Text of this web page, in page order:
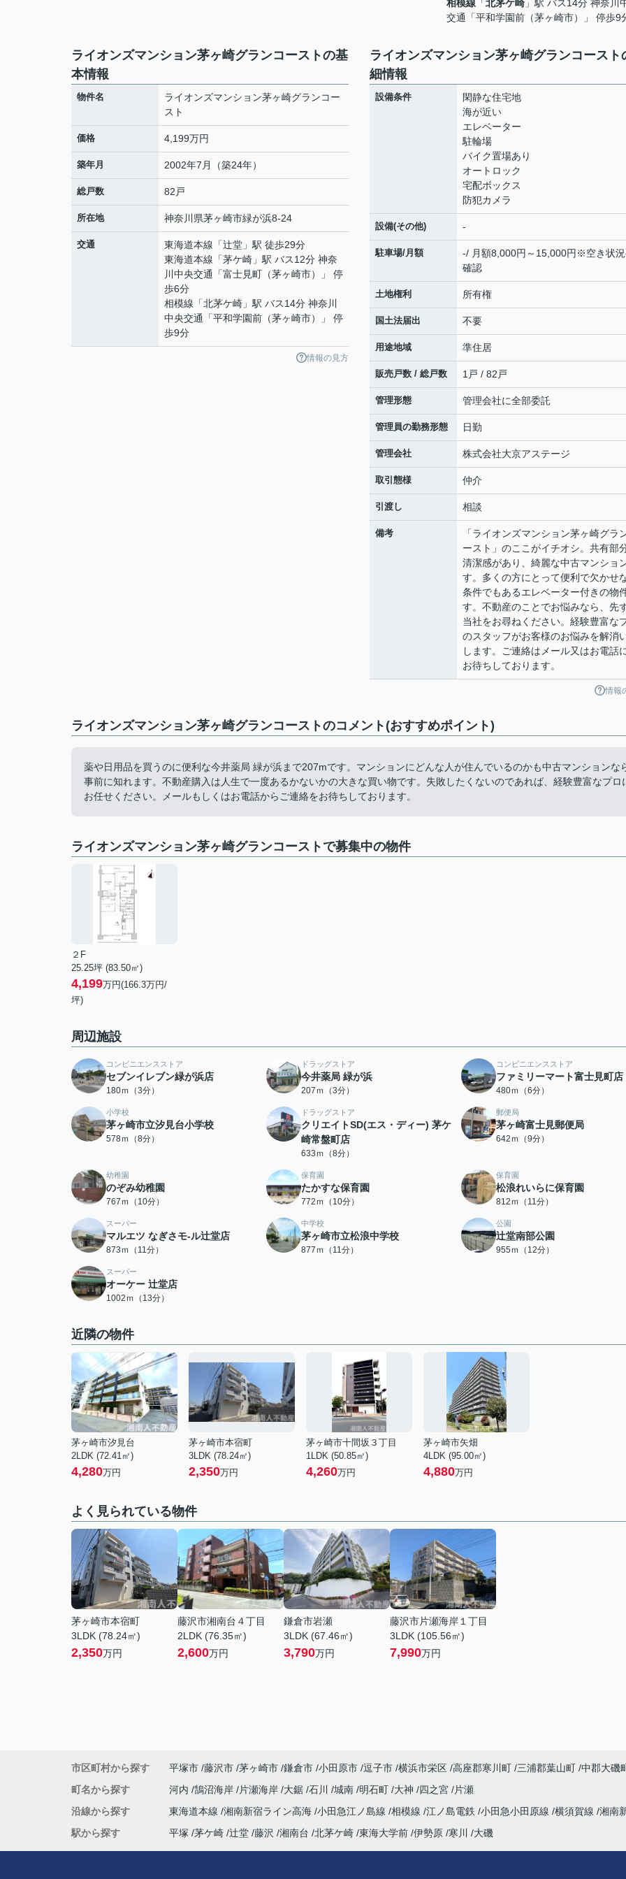
相模線 「 北茅ケ崎 」駅 バス14分 神奈川
交通「平和学園前（茅ヶ崎市）」 停歩9
ライオンズマンション茅ヶ崎グランコーストの基
本情報
物件名
ライオンズマンション茅ヶ崎グランコー
スト
価格 4,199万円
築年月 2002年7月（築24年）
総戸数 82戸
所在地 神奈川県茅ヶ崎市緑が浜8-24
交通 東海道本線 「辻堂 」駅 徒歩29分
東海道本線 「茅ケ崎 」駅 バス12分 神奈
川中央交通「富士見町（茅ヶ崎市）」 停
歩6分
相模線 「北茅ケ崎 」駅 バス14分 神奈川
中央交通「平和学園前（茅ヶ崎市）」 停
歩9分
情報の見方
ライオンズマンション茅ヶ崎グランコースト
細情報
設備条件
閑静な住宅地
海が近い
エレベーター
駐輪場
バイク置場あり
オートロック
宅配ボックス
防犯カメラ
設備(その他) -
駐車場/月額
-/ 月額8,000円～15,000円※空き状
確認
土地権利 所有権
国土法届出 不要
用途地域 準住居
販売戸数 / 総戸数 1戸 / 82戸
管理形態 管理会社に全部委託
管理員の勤務形態 日勤
管理会社 株式会社大京アステージ
取引態様 仲介
引渡し 相談
備考
「ライオンズマンション茅ヶ崎グラ
ースト」のここがイチオシ。共有部
清潔感があり、綺麗な中古マンショ
す。多くの方にとって便利で欠かせ
条件でもあるエレベーター付きの物
す。不動産のことでお悩みなら、先
当社をお尋ねください。経験豊富な
のスタッフがお客様のお悩みを解消
します。ご連絡はメール又はお電話
お待ちしております。
情報
ライオンズマンション茅ヶ崎グランコーストのコメント(おすすめポイント)
薬や日用品を買うのに便利な今井薬局 緑が浜まで207mです。マンションにどんな人が住んでいるのかも中古マンションな
事前に知れます。不動産購入は人生で一度あるかないかの大きな買い物です。失敗したくないのであれば、経験豊富なプロ
お任せください。メールもしくはお電話からご連絡をお待ちしております。
ライオンズマンション茅ヶ崎グランコーストで募集中の物件
２F
25.25坪 (83.50㎡)
4,199万円(166.3万円/
坪)
周辺施設
コンビニエンスストア
セブンイレブン緑が浜店
180ｍ（3分）
ドラッグストア
今井薬局 緑が浜
207ｍ（3分）
コンビニエンスストア
ファミリーマート富士見町店
480ｍ（6分）
小学校
茅ヶ崎市立汐見台小学校
578ｍ（8分）
ドラッグストア
クリエイトSD(エス・ディー) 茅ケ
崎常盤町店
633ｍ（8分）
郵便局
茅ヶ崎富士見郵便局
642ｍ（9分）
幼稚園
のぞみ幼稚園
767ｍ（10分）
保育園
たかすな保育園
772ｍ（10分）
保育園
松浪れいらに保育園
812ｍ（11分）
スーパー
マルエツ なぎさモ-ル辻堂店
873ｍ（11分）
中学校
茅ヶ崎市立松浪中学校
877ｍ（11分）
公園
辻堂南部公園
955ｍ（12分）
スーパー
オーケー 辻堂店
1002ｍ（13分）
近隣の物件
茅ヶ崎市汐見台
2LDK (72.41㎡)
4,280万円
茅ヶ崎市本宿町
3LDK (78.24㎡)
2,350万円
茅ヶ崎市十間坂３丁目
1LDK (50.85㎡)
4,260万円
茅ヶ崎市矢畑
4LDK (95.00㎡)
4,880万円
よく見られている物件
茅ヶ崎市本宿町
3LDK (78.24㎡)
2,350万円
藤沢市湘南台４丁目
2LDK (76.35㎡)
2,600万円
鎌倉市岩瀬
3LDK (67.46㎡)
3,790万円
藤沢市片瀬海岸１丁目
3LDK (105.56㎡)
7,990万円
市区町村から探す 平塚市 藤沢市 茅ヶ崎市 鎌倉市 小田原市 逗子市 横浜市栄区 高座郡寒川町 三浦郡葉山町 中郡大磯
町名から探す
河内 鵠沼海岸 片瀬海岸 大鋸 石川 城南 明石町 大神 四之宮
片瀬
沿線から探す
東海道本線 湘南新宿ライン高海 小田急江ノ島線 相模線 江ノ島電鉄 小田急小田原線 横須賀線 湘南
駅から探す
平塚 茅ケ崎 辻堂 藤沢 湘南台 北茅ケ崎 東海大学前 伊勢原 寒川 大磯